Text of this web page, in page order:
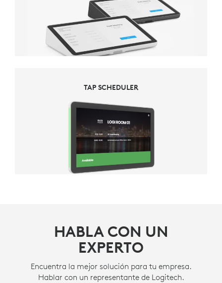
TAP SCHEDULER
HABLA CON UN
EXPERTO
Encuentra la mejor solución para tu empresa.
Hablar con un representante de Logitech.